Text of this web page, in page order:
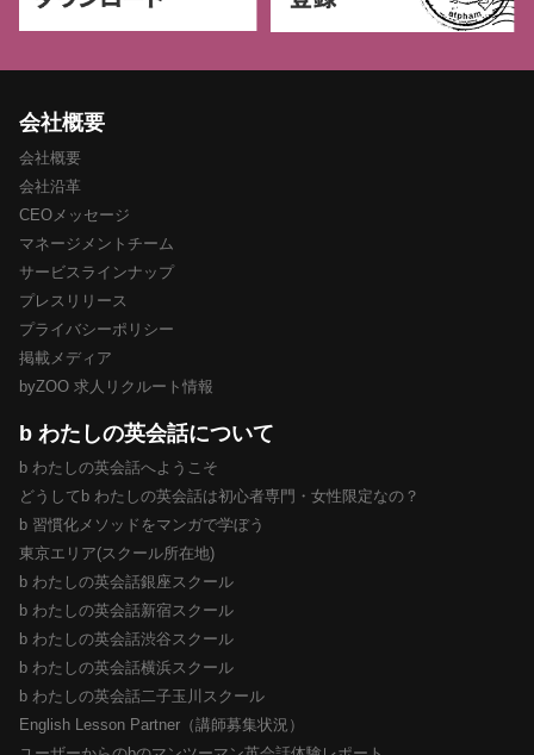
会社概要
会社概要
会社沿革
CEOメッセージ
マネージメントチーム
サービスラインナップ
プレスリリース
プライバシーポリシー
掲載メディア
byZOO 求人リクルート情報
b わたしの英会話について
b わたしの英会話へようこそ
どうしてb わたしの英会話は初心者専門・女性限定なの？
b 習慣化メソッドをマンガで学ぼう
東京エリア(スクール所在地)
b わたしの英会話銀座スクール
b わたしの英会話新宿スクール
b わたしの英会話渋谷スクール
b わたしの英会話横浜スクール
b わたしの英会話二子玉川スクール
English Lesson Partner（講師募集状況）